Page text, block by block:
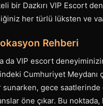
Dazkırı VIP Escort
her türlü lüksten ve
Rehberi
da VIP escort
Cumhuriyet
gece
öne çıkar. Bu